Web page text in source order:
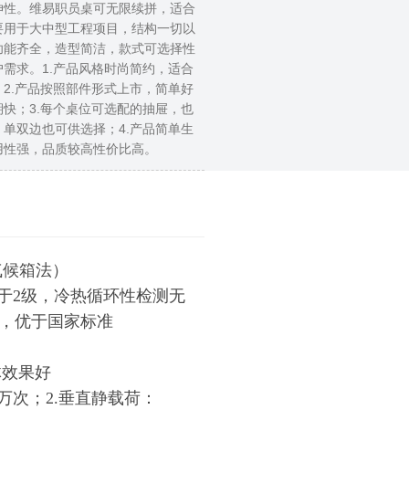
。维易职员桌可无限续拼，适合
于大中型工程项目，结构一切以
齐全，造型简洁，款式可选择性
求。1.产品风格时尚简约，适合
产品按照部件形式上市，简单好
；3.每个桌位可选配的抽屉，也
双边也可供选择；4.产品简单生
强，品质较高性价比高。
箱法）
2级，冷热循环性检测无
法），优于国家标准
果好
次；2.垂直静载荷：